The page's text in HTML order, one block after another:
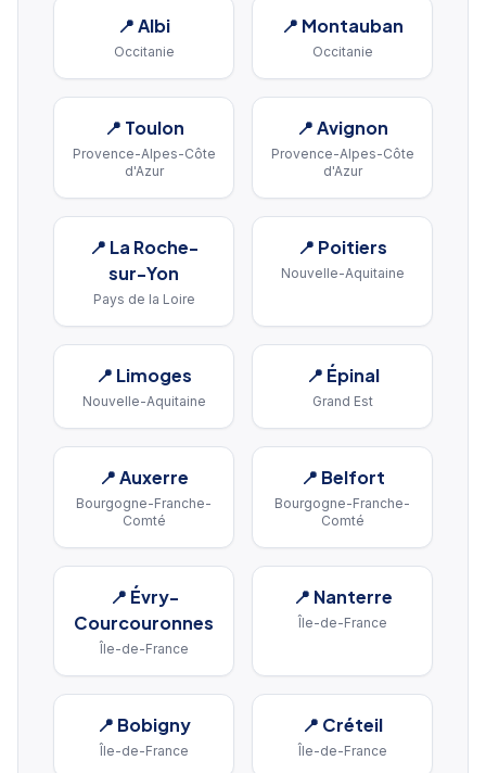
📍Albi
Occitanie
📍 Montauban
Occitanie
📍 Toulon
Provence-Alpes-Côte
d'Azur
📍Avignon
Provence-Alpes-Côte
d'Azur
📍 La Roche-
sur-Yon
Pays de la Loire
📍 Poitiers
Nouvelle-Aquitaine
📍 Limoges
Nouvelle-Aquitaine
📍 Épinal
Grand Est
📍Auxerre
Bourgogne-Franche-
Comté
📍 Belfort
Bourgogne-Franche-
Comté
📍 Évry-
Courcouronnes
Île-de-France
📍 Nanterre
Île-de-France
📍 Bobigny
Île-de-France
📍 Créteil
Île-de-France